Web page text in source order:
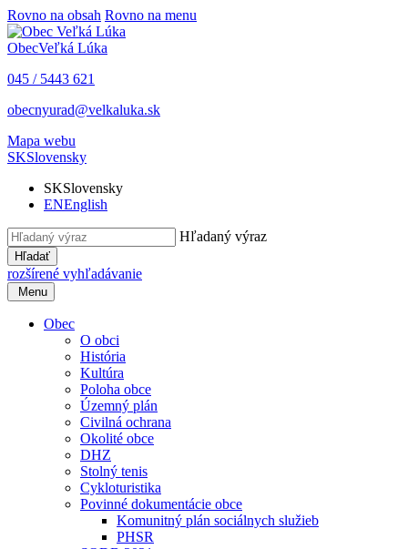
Rovno na obsah Rovno na menu
ObecVeľká Lúka
045 / 5443 621
obecnyurad@velkaluka.sk
Mapa webu
SKSlovensky
SKSlovensky
ENEnglish
Hľadaný výraz
Hľadať
rozšírené vyhľadávanie
Menu
Obec
O obci
História
Kultúra
Poloha obce
Územný plán
Civilná ochrana
Okolité obce
DHZ
Stolný tenis
Cykloturistika
Povinné dokumentácie obce
Komunitný plán sociálnych služieb
PHSR